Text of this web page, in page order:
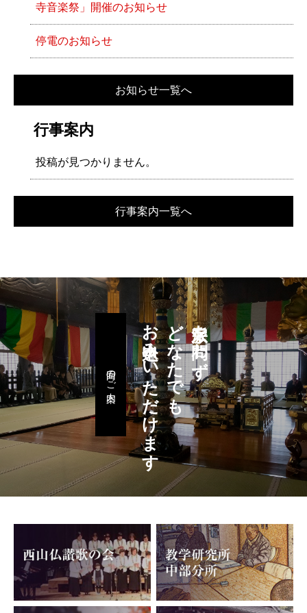
寺音楽祭」開催のお知らせ
停電のお知らせ
お知らせ一覧へ
行事案内
投稿が見つかりません。
行事案内一覧へ
宗派を問わず
どなたでも
お申込みいただけます
回向のご案内